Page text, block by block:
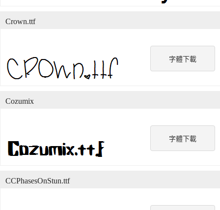
字體下載
Crown.ttf
字體下載
Cozumix
CCPhasesOnStun.ttf